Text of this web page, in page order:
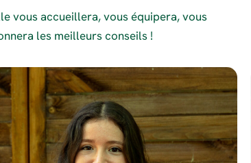
vous accueillera, vous équipera, vous
les meilleurs conseils !